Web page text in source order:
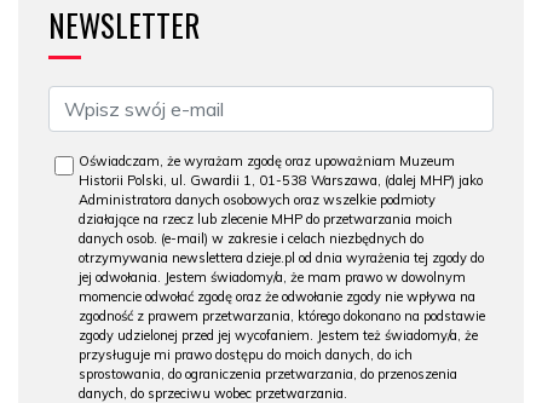
NEWSLETTER
Oświadczam, że wyrażam zgodę oraz upoważniam Muzeum
Historii Polski, ul. Gwardii 1, 01-538 Warszawa, (dalej MHP) jako
Administratora danych osobowych oraz wszelkie podmioty
działające na rzecz lub zlecenie MHP do przetwarzania moich
danych osob. (e-mail) w zakresie i celach niezbędnych do
otrzymywania newslettera dzieje.pl od dnia wyrażenia tej zgody do
jej odwołania. Jestem świadomy/a, że mam prawo w dowolnym
momencie odwołać zgodę oraz że odwołanie zgody nie wpływa na
zgodność z prawem przetwarzania, którego dokonano na podstawie
zgody udzielonej przed jej wycofaniem. Jestem też świadomy/a, że
przysługuje mi prawo dostępu do moich danych, do ich
sprostowania, do ograniczenia przetwarzania, do przenoszenia
danych, do sprzeciwu wobec przetwarzania.